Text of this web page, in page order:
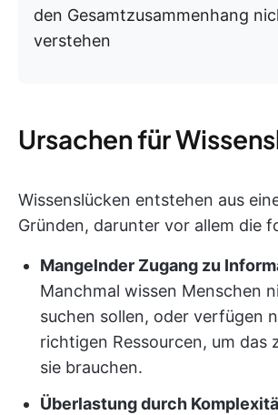
den Gesamtzusammenhang
verstehen
Ursachen für
Wissenslücken entstehen aus
Gründen, darunter vor allem die
Mangelnder Zugang zu
Manchmal wissen Menschen
suchen sollen, oder verfügen
richtigen Ressourcen, um das
sie brauchen.
Überlastung durch